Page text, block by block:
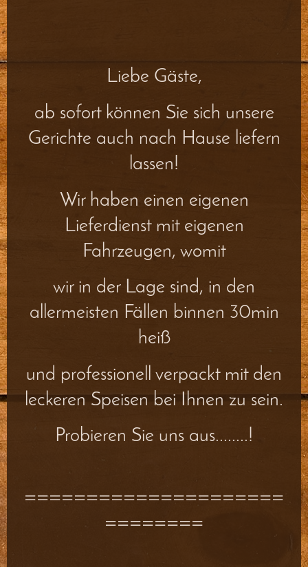
Liebe Gäste,
ab sofort können Sie sich unsere
Gerichte auch nach Hause liefern
lassen!
Wir haben einen eigenen
Lieferdienst mit eigenen
Fahrzeugen, womit
wir in der Lage sind, in den
allermeisten Fällen binnen 30min
heiß
und professionell verpackt mit den
leckeren Speisen bei Ihnen zu sein.
Probieren Sie uns aus........!
=====================
========